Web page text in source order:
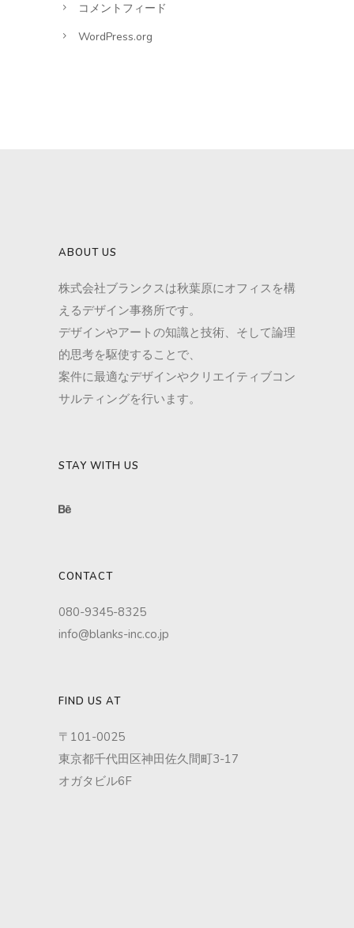
コメントフィード
WordPress.org
ABOUT US
株式会社ブランクスは秋葉原にオフィスを構
えるデザイン事務所です。
デザインやアートの知識と技術、そして論理
的思考を駆使することで、
案件に最適なデザインやクリエイティブコン
サルティングを行います。
STAY WITH US
CONTACT
080-9345-8325
info@blanks-inc.co.jp
FIND US AT
〒101-0025
東京都千代田区神田佐久間町3-17
オガタビル6F